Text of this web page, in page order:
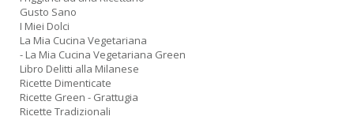
Gusto Sano
I Miei Dolci
La Mia Cucina Vegetariana
- La Mia Cucina Vegetariana Green
Libro Delitti alla Milanese
Ricette Dimenticate
Ricette Green - Grattugia
Ricette Tradizionali